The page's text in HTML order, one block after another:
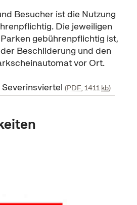
Besucher ist die Nutzung
Die jeweiligen
gebührenpflichtig ist,
Beschilderung und den
vor Ort.
PDF, 1411 kb